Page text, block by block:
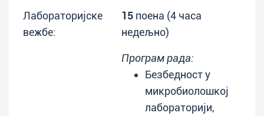
Лабораторијске
вежбе:
15 поена (4 часа
недељно)
Програм рада:
Безбедност у
микробиолошкој
лабораторији,